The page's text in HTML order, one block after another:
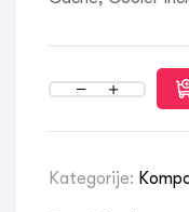
Kategorije: